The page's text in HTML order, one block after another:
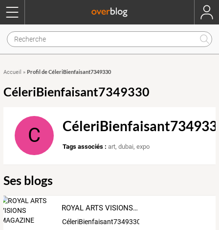
Accueil » Profil de CéleriBienfaisant7349330
CéleriBienfaisant7349330
C Tags associés : art,dubai,expo
Ses blogs
ROYAL ARTS VISIONS MAGAZINE
CéleriBienfaisant7349330